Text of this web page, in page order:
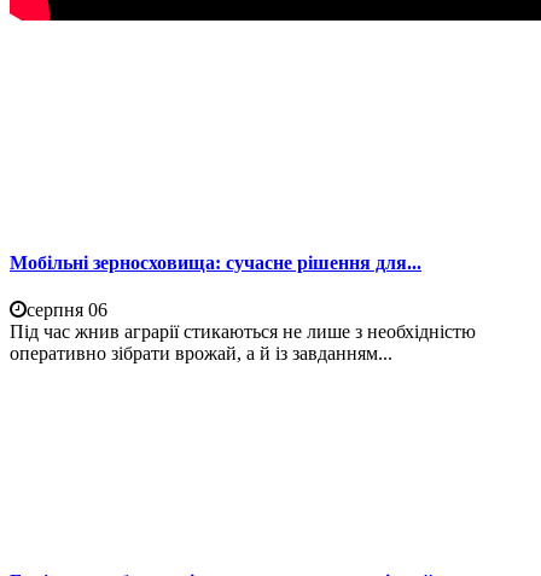
Мобільні зерносховища: сучасне рішення для...
серпня 06
Під час жнив аграрії стикаються не лише з необхідністю
оперативно зібрати врожай, а й із завданням...